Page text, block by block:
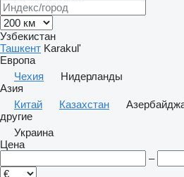
Узбекистан
Ташкент Karakul'
Европа
Чехия
Нидерланды
Азия
Китай
Казахстан
другие
Украина
Цена
–